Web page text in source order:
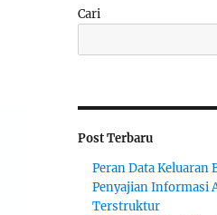
Cari
Post Terbaru
Peran Data Keluaran
Penyajian Informasi
Terstruktur